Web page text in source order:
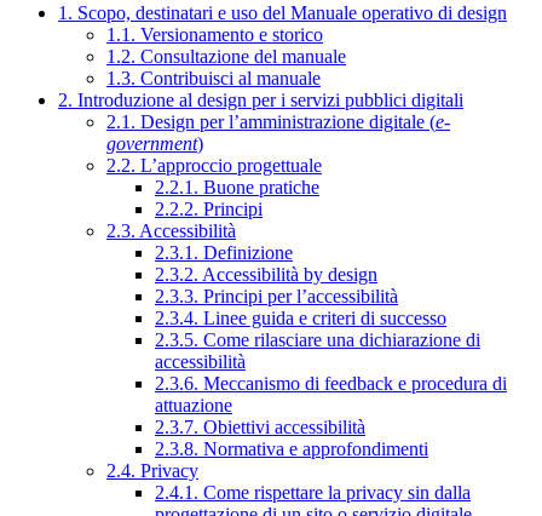
1. Scopo, destinatari e uso del Manuale operativo di design
1.1. Versionamento e storico
1.2. Consultazione del manuale
1.3. Contribuisci al manuale
2. Introduzione al design per i servizi pubblici digitali
2.1. Design per l’amministrazione digitale (e-
government)
2.2. L’approccio progettuale
2.2.1. Buone pratiche
2.2.2. Principi
2.3. Accessibilità
2.3.1. Definizione
2.3.2. Accessibilità by design
2.3.3. Principi per l’accessibilità
2.3.4. Linee guida e criteri di successo
2.3.5. Come rilasciare una dichiarazione di
accessibilità
2.3.6. Meccanismo di feedback e procedura di
attuazione
2.3.7. Obiettivi accessibilità
2.3.8. Normativa e approfondimenti
2.4. Privacy
2.4.1. Come rispettare la privacy sin dalla